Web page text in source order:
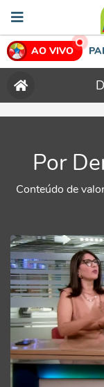
AO VIVO
Por
Conteúdo de